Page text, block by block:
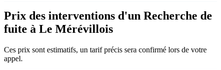
Prix des interventions d'un Recherche de
fuite à Le Mérévillois
Ces prix sont estimatifs, un tarif précis sera confirmé lors de votre
appel.